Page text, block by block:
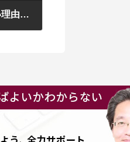
伝えたつもりが伝わっていない理由—自分よがりになっていませんか？【ラジオ番組のご案内】